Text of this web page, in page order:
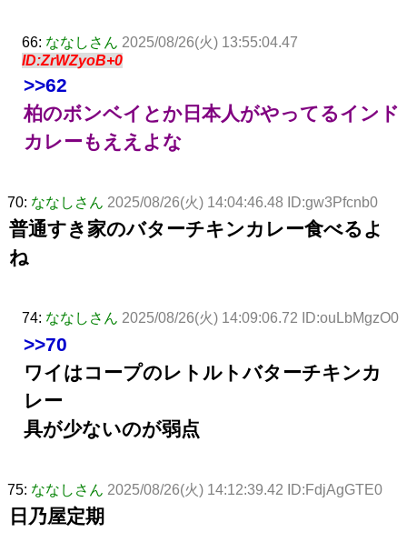
66: ななしさん 2025/08/26(火) 13:55:04.47
ID:ZrWZyoB+0
>>62
柏のボンベイとか日本人がやってるインド
カレーもええよな
70: ななしさん 2025/08/26(火) 14:04:46.48 ID:gw3Pfcnb0
普通すき家のバターチキンカレー食べるよ
ね
74: ななしさん 2025/08/26(火) 14:09:06.72 ID:ouLbMgzO0
>>70
ワイはコープのレトルトバターチキンカ
レー
具が少ないのが弱点
75: ななしさん 2025/08/26(火) 14:12:39.42 ID:FdjAgGTE0
日乃屋定期